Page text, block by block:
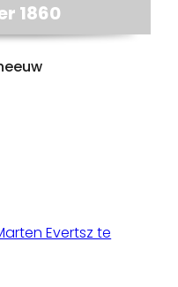
1860
Evertsz te